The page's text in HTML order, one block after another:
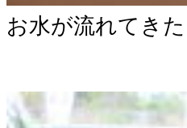
お水が流れてきた